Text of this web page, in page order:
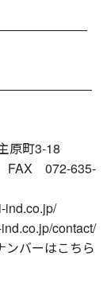
原町3-18
FAX 072-635-
contact/
バーはこちら